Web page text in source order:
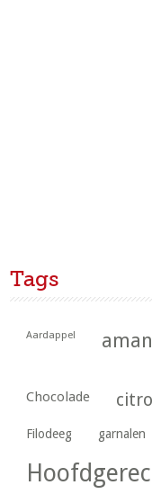
Tags
Aardappel
Chocolade
Filodeeg garnalen